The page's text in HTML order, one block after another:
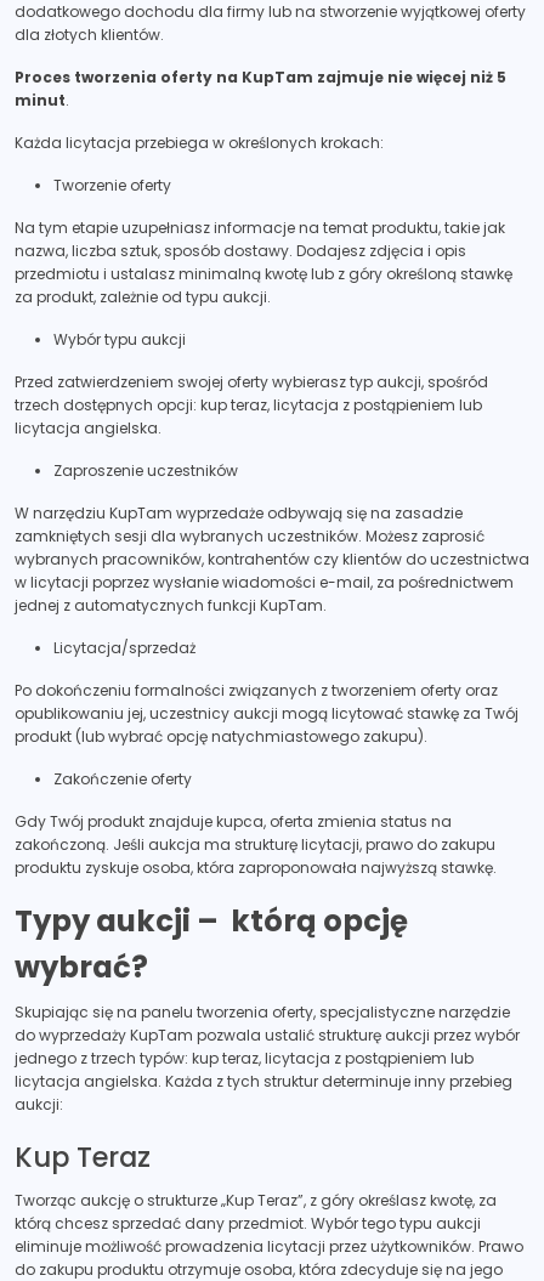
dodatkowego dochodu dla firmy lub na stworzenie wyjątkowej oferty
dla złotych klientów.
Proces tworzenia oferty na KupTam zajmuje nie więcej niż 5
minut.
Każda licytacja przebiega w określonych krokach:
Tworzenie oferty
Na tym etapie uzupełniasz informacje na temat produktu, takie jak
nazwa, liczba sztuk, sposób dostawy. Dodajesz zdjęcia i opis
przedmiotu i ustalasz minimalną kwotę lub z góry określoną stawkę
za produkt, zależnie od typu aukcji.
Wybór typu aukcji
Przed zatwierdzeniem swojej oferty wybierasz typ aukcji, spośród
trzech dostępnych opcji: kup teraz, licytacja z postąpieniem lub
licytacja angielska.
Zaproszenie uczestników
W narzędziu KupTam wyprzedaże odbywają się na zasadzie
zamkniętych sesji dla wybranych uczestników. Możesz zaprosić
wybranych pracowników, kontrahentów czy klientów do uczestnictwa
w licytacji poprzez wysłanie wiadomości e-mail, za pośrednictwem
jednej z automatycznych funkcji KupTam.
Licytacja/sprzedaż
Po dokończeniu formalności związanych z tworzeniem oferty oraz
opublikowaniu jej, uczestnicy aukcji mogą licytować stawkę za Twój
produkt (lub wybrać opcję natychmiastowego zakupu).
Zakończenie oferty
Gdy Twój produkt znajduje kupca, oferta zmienia status na
zakończoną. Jeśli aukcja ma strukturę licytacji, prawo do zakupu
produktu zyskuje osoba, która zaproponowała najwyższą stawkę.
Typy aukcji – którą opcję
wybrać?
Skupiając się na panelu tworzenia oferty, specjalistyczne narzędzie
do wyprzedaży KupTam pozwala ustalić strukturę aukcji przez wybór
jednego z trzech typów: kup teraz, licytacja z postąpieniem lub
licytacja angielska. Każda z tych struktur determinuje inny przebieg
aukcji:
Kup Teraz
Tworząc aukcję o strukturze „Kup Teraz”, z góry określasz kwotę, za
którą chcesz sprzedać dany przedmiot. Wybór tego typu aukcji
eliminuje możliwość prowadzenia licytacji przez użytkowników. Prawo
do zakupu produktu otrzymuje osoba, która zdecyduje się na jego